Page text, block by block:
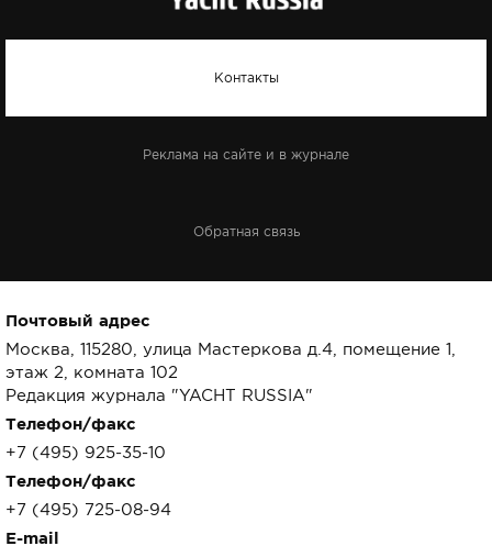
Контакты
Реклама на сайте и в журнале
Обратная связь
Почтовый адрес
Москва, 115280, улица Мастеркова д.4, помещение 1,
этаж 2, комната 102
Редакция журнала "YACHT RUSSIA"
Телефон/факс
+7 (495) 925-35-10
Телефон/факс
+7 (495) 725-08-94
E-mail